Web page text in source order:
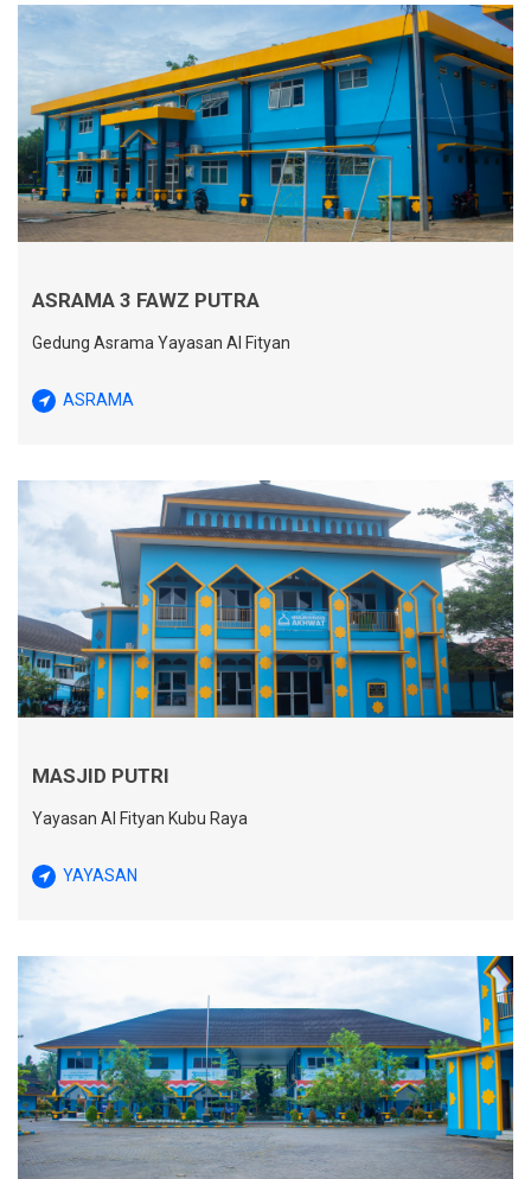
ASRAMA 3 FAWZ PUTRA
Gedung Asrama Yayasan Al Fityan
ASRAMA
MASJID PUTRI
Yayasan Al Fityan Kubu Raya
YAYASAN